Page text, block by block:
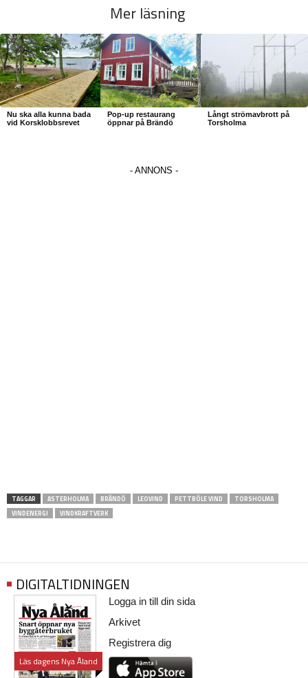
Mer läsning
Nu ska alla kunna bada
vid Korsklobbsrevet
Pop-up restaurang
öppnar på Brändö
Långt strömavbrott på
Torsholma
TAGGAR ASTERHOLMA BRÄNDÖ LEOVIND PETTBÖLE VIND
TORSHOLMA
VINDENERGI
VINDKRAFTVERK
DIGITALTIDNINGEN
Läs dagens Nya Åland
Logga in till din sida
Arkivet
Registrera dig